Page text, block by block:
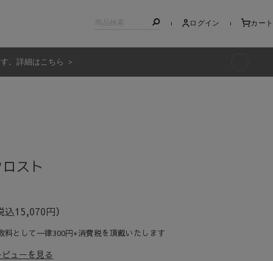
ログイン カート
。詳細はこちら ＞
スト
込15,070円）
料として一律300円+消費税を頂戴いたします
ューを見る